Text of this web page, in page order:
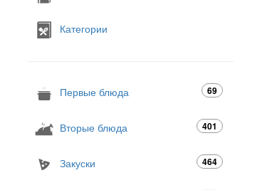
Категории
Первые блюда 69
Вторые блюда 401
Закуски 464